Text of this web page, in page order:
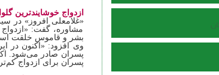
ازدواج خوشایندترین
«غلامعلی افروز» در
مشاوره، گفت:
بشر و قاموس خلقت
پسران برای ازدواج